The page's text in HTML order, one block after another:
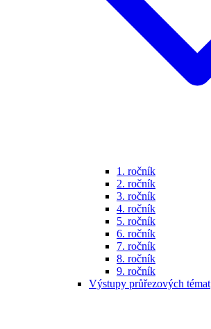
1. ročník
2. ročník
3. ročník
4. ročník
5. ročník
6. ročník
7. ročník
8. ročník
9. ročník
Výstupy průřezových témat